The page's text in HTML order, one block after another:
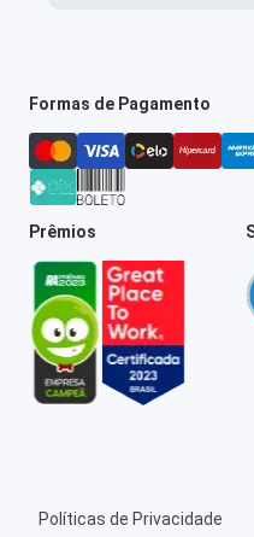
Formas de Pagamento
Prêmios
Políticas de Privacidade